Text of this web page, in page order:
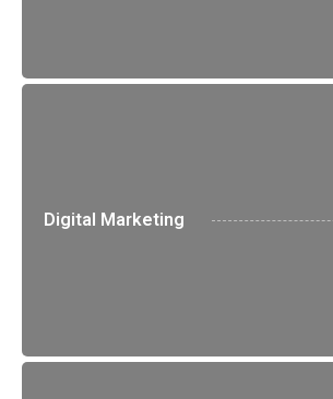
Digital Marketing